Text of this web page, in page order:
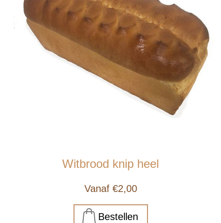
Witbrood knip heel
Vanaf €2,00